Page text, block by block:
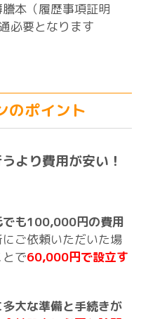
本（履歴事項証明
必要となります
のポイント
より費用が安い！
でも100,000円の費用
ご依頼いただいた場
で60,000円で設立す
大な準備と手続きが